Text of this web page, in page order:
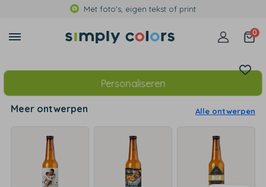
Met foto's, eigen tekst of print
0
Personaliseren
Meer ontwerpen Alle ontwerpen